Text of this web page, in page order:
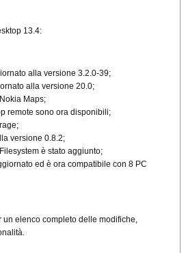
13.4:
alla versione 3.2.0-39;
alla versione 20.0;
Maps;
remote sono ora disponibili;
versione 0.8.2;
è stato aggiunto;
ed è ora compatibile con 8 PC
elenco completo delle modifiche,